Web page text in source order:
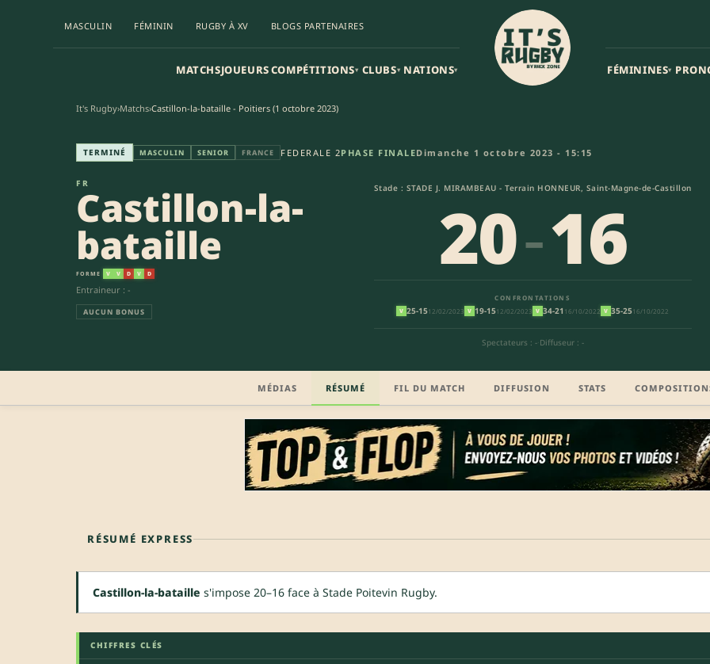
MASCULIN FÉMININ RUGBY À XV BLOGS PARTENAIRES
MATCHSJOUEURSCOMPÉTITIONS▾ CLUBS▾ NATIONS▾ FÉMININES▾
It's Rugby›Matchs›Castillon-la-bataille - Poitiers (1 octobre 2023)
Castillon-la-bataille - Stade Poitevin Rugby (20-16) | Federale
TERMINÉ MASCULIN SENIOR FRANCE FEDERALE 2PHASE FINALEDimanche 1 octobre 2023 - 15:15
FR
Castillon-la-
bataille
FORME V V D V D
Entraineur : -
AUCUN BONUS
Stade : STADE J. MIRAMBEAU - Terrain HONNEUR, Saint-Magne-de-Castillon
20-16
CONFRONTATIONS
V 25-1512/02/2023 V 19-1512/02/2023 V 34-21 16/10/2022 V 35-2516/10/2022
Spectateurs : -·Diffuseur : -
MÉDIAS RÉSUMÉ FIL DU MATCH DIFFUSION STATS
RÉSUMÉ EXPRESS
Castillon-la-bataille s'impose 20–16 face à Stade Poitevin Rugby.
CHIFFRES CLÉS